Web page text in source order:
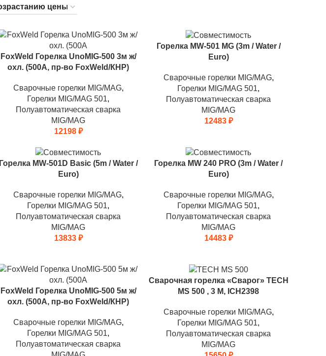
FoxWeld Горелка UnoMIG-500 3м ж/
охл. (500А, пр-во FoxWeld/КНР)
Сварочные горелки MIG/MAG,
Горелки MIG/MAG 501,
Полуавтоматическая сварка
MIG/MAG
12198 ₽
Горелка MW-501 MG (3m / Water /
Euro)
Сварочные горелки MIG/MAG,
Горелки MIG/MAG 501,
Полуавтоматическая сварка
MIG/MAG
12483 ₽
Горелка MW-501D Basic (5m / Water /
Euro)
Сварочные горелки MIG/MAG,
Горелки MIG/MAG 501,
Полуавтоматическая сварка
MIG/MAG
13833 ₽
Горелка MW 240 PRO (3m / Water /
Euro)
Сварочные горелки MIG/MAG,
Горелки MIG/MAG 501,
Полуавтоматическая сварка
MIG/MAG
14483 ₽
FoxWeld Горелка UnoMIG-500 5м ж/
охл. (500А, пр-во FoxWeld/КНР)
Сварочные горелки MIG/MAG,
Горелки MIG/MAG 501,
Полуавтоматическая сварка
Сварочная горелка «Сварог» TECH
MS 500 , 3 М, ICH2398
Сварочные горелки MIG/MAG,
Горелки MIG/MAG 501,
Полуавтоматическая сварка
MIG/MAG